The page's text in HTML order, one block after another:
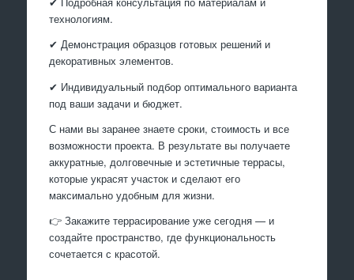
технологиям.
✔ Демонстрация образцов готовых решений и
декоративных элементов.
✔ Индивидуальный подбор оптимального варианта
под ваши задачи и бюджет.
С нами вы заранее знаете сроки, стоимость и все
возможности проекта. В результате вы получаете
аккуратные, долговечные и эстетичные террасы,
которые украсят участок и сделают его
максимально удобным для жизни.
👉 Закажите террасирование уже сегодня — и
создайте пространство, где функциональность
сочетается с красотой.